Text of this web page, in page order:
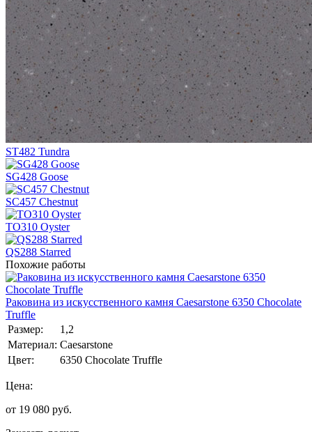
ST482 Tundra
SG428 Goose
SC457 Chestnut
TO310 Oyster
QS288 Starred
Похожие работы
Раковина из искусственного камня Caesarstone 6350 Chocolate
Truffle
Размер:
1,2
Материал: Caesarstone
Цвет:
6350 Chocolate Truffle
Цена:
от 19 080 руб.